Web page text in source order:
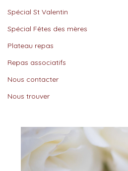
Spécial St Valentin
Spécial Fêtes des mères
Plateau repas
Repas associatifs
Nous contacter
Nous trouver